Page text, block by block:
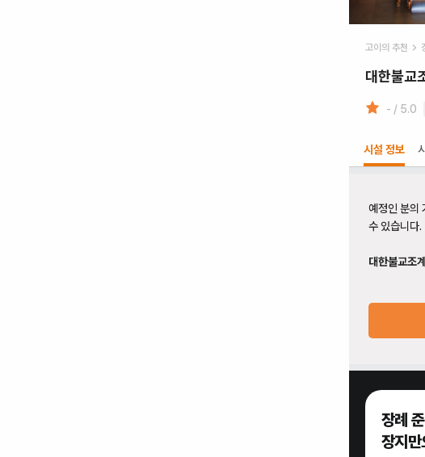
고이의 추천
대한불교
- / 5.0
시설 정보
예정인 분의
수 있습니다.
대한불교조
장례
장지만